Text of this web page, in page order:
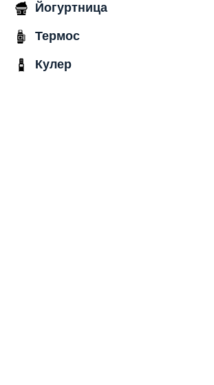
Йогуртница
Термос
Кулер